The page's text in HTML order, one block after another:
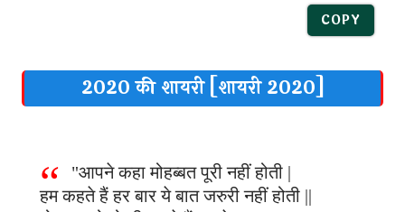
COPY
2020 की शायरी [शायरी 2020]
"आपने कहा मोहब्बत पूरी नहीं होती |
हम कहते हैं हर बार ये बात जरुरी नहीं होती ||